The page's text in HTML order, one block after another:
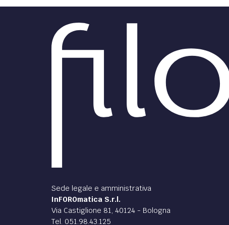
Sede legale e amministrativa
InFOROmatica S.r.l.
Via Castiglione 81, 40124 - Bologna
Tel. 051.98.43.125